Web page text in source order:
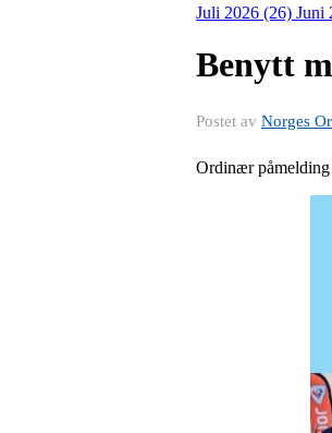
Juli 2026 (26) Juni
Benytt
Postet av Norges
Ordinær